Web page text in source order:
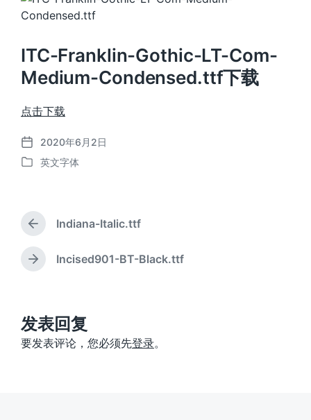
ITC-Franklin-Gothic-LT-Com-
Medium-Condensed.ttf下载
点击下载
发
布
2020年6月2日
发
英文字体
上
篇
文
章
Indiana-Italic.ttf
下
：
Incised901-BT-Black.ttf
发表回复
要发表评论，您必须先登录。